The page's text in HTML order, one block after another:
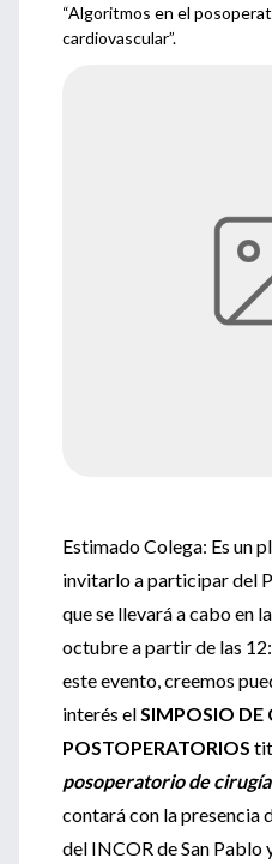
“Algoritmos en el
cardiovascular”.
Estimado Colega: Es un
invitarlo a participar del
que se llevará a cabo en
octubre a partir de las
este evento, creemos
interés elSIMPOSIO DE
POSTOPERATORIOS
posoperatorio de
contará con la presencia
del INCOR de San